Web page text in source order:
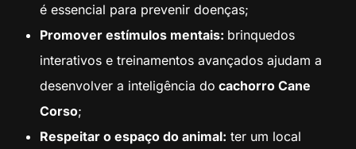
é essencial para prevenir doenças;
Promover estímulos mentais: brinquedos
interativos e treinamentos avançados ajudam a
desenvolver a inteligência do cachorro Cane
Corso;
Respeitar o espaço do animal: ter um local